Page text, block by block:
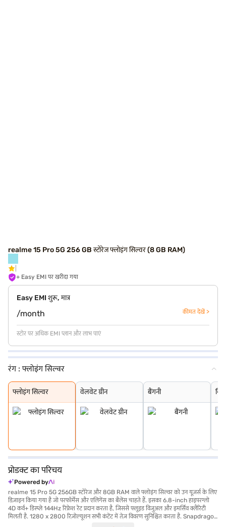
realme 15 Pro 5G 256 GB स्टोरेज फ्लोइंग सिल्वर (8 GB RAM)
+ Easy EMI पर खरीदा गया
Easy EMI शुरू, मात्र
/month कीमत देखें >
स्टोर पर अधिक EMI प्लान और लाभ पाएं
रंग :फ्लोइंग सिल्वर
फ्लोइंग सिल्वर
फ्लोइंग सिल्वर
वेलवेट ग्रीन
वेलवेट ग्रीन
बैंगनी
बैंगनी
सिल्क पर्पल
ब्लैक
प्रोडक्ट का परिचय
Powered by
realme 15 Pro 5G 256GB स्टोरेज और 8GB RAM वाले फ्लोइंग सिल्वर को उन यूज़र्स के लिए
डिज़ाइन किया गया है जो परफॉर्मेंस और एलिगेंस का बैलेंस चाहते हैं. इसका 6.8-inch हाइपरग्लो
4D कर्व+ डिस्प्ले 144Hz रिफ्रेश रेट प्रदान करता है, जिससे फ्लूइड विजुअल और इमर्सिव क्लैरिटी
मिलती है. 1280 x 2800 रिज़ोल्यूशन सभी कंटेंट में तेज़ विवरण सुनिश्चित करता है. Snapdragon